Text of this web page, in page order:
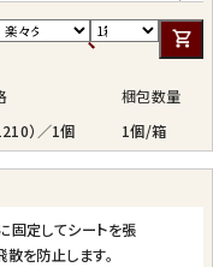
。
ける場所が
きる。
2 枚同時に畳
材との組み合
梱包数量
）／1個 1個/箱
固定してシートを張
散を防止します。